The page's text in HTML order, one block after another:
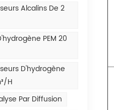
Alcalins De 2
PEM 20
D'hydrogène
h
Par Diffusion